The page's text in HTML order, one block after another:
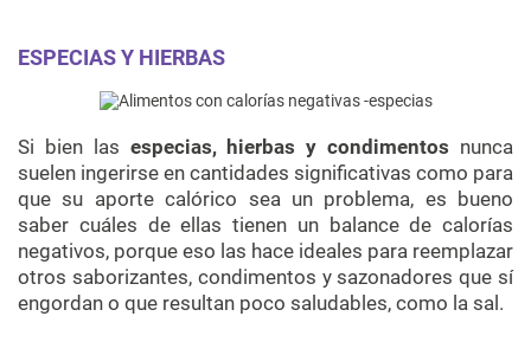
ESPECIAS Y HIERBAS
Si bien las especias, hierbas y condimentos nunca
suelen ingerirse en cantidades significativas como para
que su aporte calórico sea un problema, es bueno
saber cuáles de ellas tienen un balance de calorías
negativos, porque eso las hace ideales para reemplazar
otros saborizantes, condimentos y sazonadores que sí
engordan o que resultan poco saludables, como la sal.